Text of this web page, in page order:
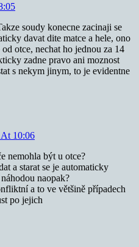
soudy konecne zacinaji se
davat dite matce a hele, ono
otce, nechat ho jednou za 14
zadne pravo ani moznost
s nekym jinym, to je evidentne
10:06
nemohla být u otce?
a starat se je automaticky
naopak?
a to ve většině případech
po jejich